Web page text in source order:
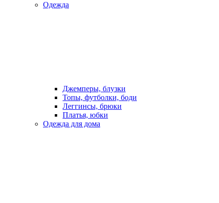
Одежда
Джемперы, блузки
Топы, футболки, боди
Леггинсы, брюки
Платья, юбки
Одежда для дома